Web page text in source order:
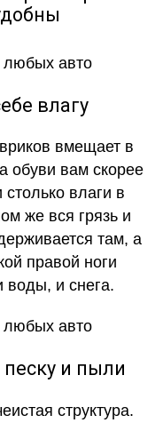
влагу
вмещает в
обуви вам скорее
столько влаги в
же вся грязь и
там, а
правой ноги
воды, и снега.
и пыли
структура.